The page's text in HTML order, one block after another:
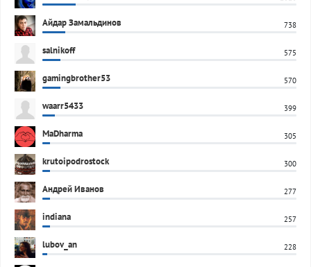
Айдар Замальдинов 738
salnikoff 575
gamingbrother53 570
waarr5433 399
MaDharma 305
krutoipodrostock 300
Андрей Иванов 277
indiana 257
lubov_an 228